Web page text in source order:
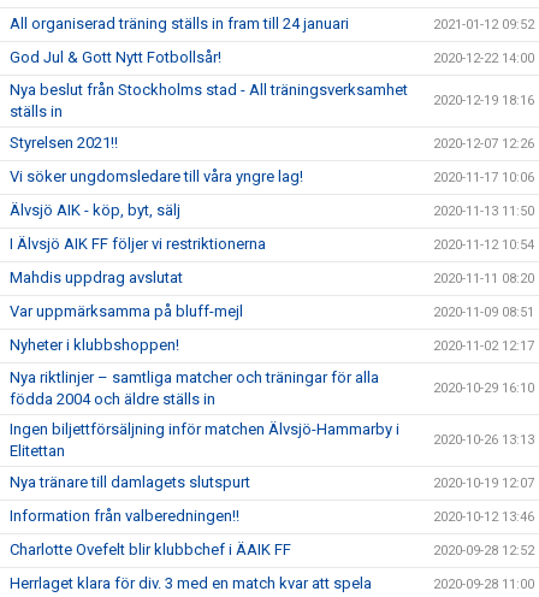
All organiserad träning ställs in fram till 24 januari 2021-01-12 09:52
God Jul & Gott Nytt Fotbollsår! 2020-12-22 14:00
Nya beslut från Stockholms stad - All träningsverksamhet
ställs in
2020-12-19 18:16
Styrelsen 2021!! 2020-12-07 12:26
Vi söker ungdomsledare till våra yngre lag! 2020-11-17 10:06
Älvsjö AIK - köp, byt, sälj 2020-11-13 11:50
I Älvsjö AIK FF följer vi restriktionerna 2020-11-12 10:54
Mahdis uppdrag avslutat 2020-11-11 08:20
Var uppmärksamma på bluff-mejl 2020-11-09 08:51
Nyheter i klubbshoppen! 2020-11-02 12:17
Nya riktlinjer – samtliga matcher och träningar för alla
födda 2004 och äldre ställs in
2020-10-29 16:10
Ingen biljettförsäljning inför matchen Älvsjö-Hammarby i
Elitettan
2020-10-26 13:13
Nya tränare till damlagets slutspurt 2020-10-19 12:07
Information från valberedningen!! 2020-10-12 13:46
Charlotte Ovefelt blir klubbchef i ÄAIK FF 2020-09-28 12:52
Herrlaget klara för div. 3 med en match kvar att spela 2020-09-28 11:00